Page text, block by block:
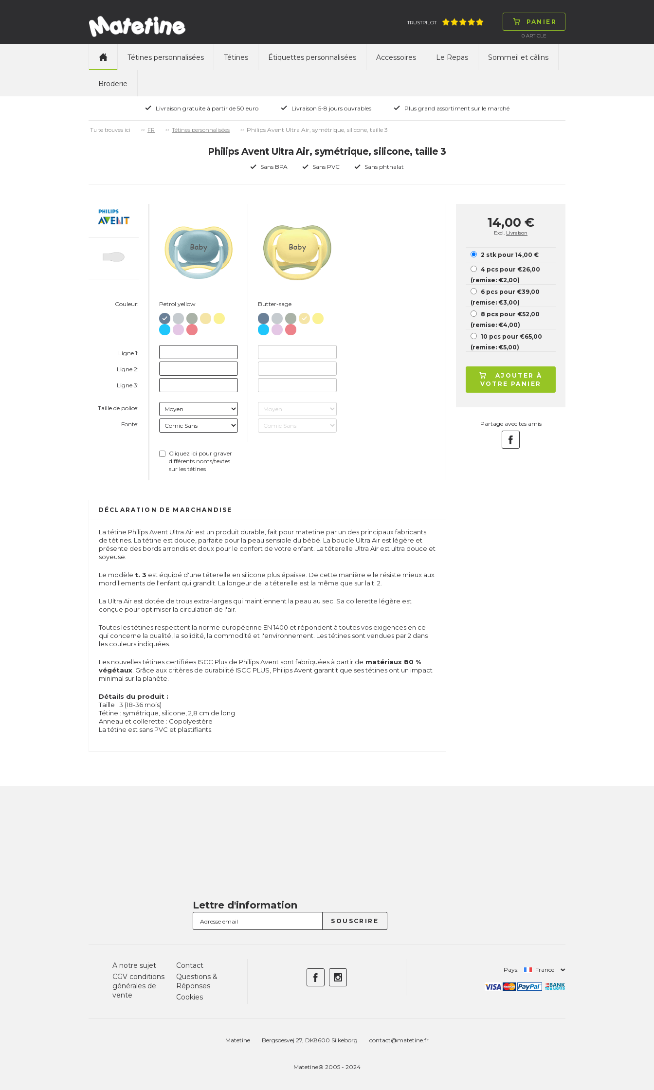
PANIER
0 ARTICLE
TRUSTPILOT
Tétines personnalisées Tétines Étiquettes personnalisées Accessoires Le Repas Sommeil et câlins
Broderie
Livraison gratuite à partir de 50 euro Livraison 5-8 jours ouvrables Plus grand assortiment sur le marché
Tu te trouves ici FR Tétines personnalisées Philips Avent Ultra Air, symétrique, silicone, taille 3
Philips Avent Ultra Air, symétrique, silicone, taille 3
Sans BPA Sans PVC Sans phthalat
Couleur:
Ligne 1:
Ligne 2:
Ligne 3:
Taille de police:
Fonte:
Baby
Petrol yellow
Cliquez ici pour graver
différents noms/textes
sur les tétines
Baby
Butter-sage
14,00 €
Excl. Livraison
2 stk pour 14,00 €
4 pcs pour €26,00
(remise: €2,00)
6 pcs pour €39,00
(remise: €3,00)
8 pcs pour €52,00
(remise: €4,00)
10 pcs pour €65,00
(remise: €5,00)
AJOUTER À
VOTRE PANIER
Partage avec tes amis
DÉCLARATION DE MARCHANDISE
La tétine Philips Avent Ultra Air est un produit durable, fait pour matetine par un des principaux fabricants
de tétines. La tétine est douce, parfaite pour la peau sensible du bébé. La boucle Ultra Air est légère et
présente des bords arrondis et doux pour le confort de votre enfant. La téterelle Ultra Air est ultra douce et
soyeuse.
Le modèle t. 3 est équipé d'une téterelle en silicone plus épaisse. De cette manière elle résiste mieux aux
mordillements de l'enfant qui grandit. La longeur de la téterelle est la même que sur la t. 2.
La Ultra Air est dotée de trous extra-larges qui maintiennent la peau au sec. Sa collerette légère est
conçue pour optimiser la circulation de l'air.
Toutes les tétines respectent la norme européenne EN 1400 et répondent à toutes vos exigences en ce
qui concerne la qualité, la solidité, la commodité et l'environnement. Les tétines sont vendues par 2 dans
les couleurs indiquées.
Les nouvelles tétines certifiées ISCC Plus de Philips Avent sont fabriquées à partir de matériaux 80 %
végétaux Grâce aux critères de durabilité ISCC PLUS, Philips Avent garantit que ses tétines ont un impact
minimal sur la planète.
Détails du produit :
Taille : 3 (18-36 mois)
Tétine : symétrique, silicone, 2,8 cm de long
Anneau et collerette : Copolyestère
La tétine est sans PVC et plastifiants.
Lettre d'information
A notre sujet
CGV conditions
générales de
vente
Contact
Questions &
Réponses
Cookies
Pays: France
Matetine Bergsoesvej 27, DK8600 Silkeborg contact@matetine.fr
Matetine® 2005 - 2024